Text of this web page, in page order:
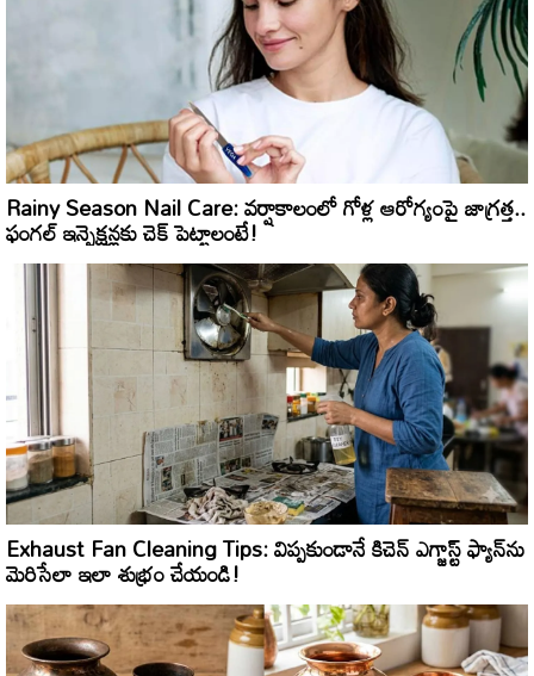
Rainy Season Nail Care: వర్షాకాలంలో గోళ్ల ఆరోగ్యంపై జాగ్రత్త..
ఫంగల్ ఇన్ఫెక్షన్లకు చెక్ పెట్టాలంటే!
Exhaust Fan Cleaning Tips: విప్పకుండానే కిచెన్ ఎగ్జాస్ట్ ఫ్యాన్‌ను
మెరిసేలా ఇలా శుభ్రం చేయండి!